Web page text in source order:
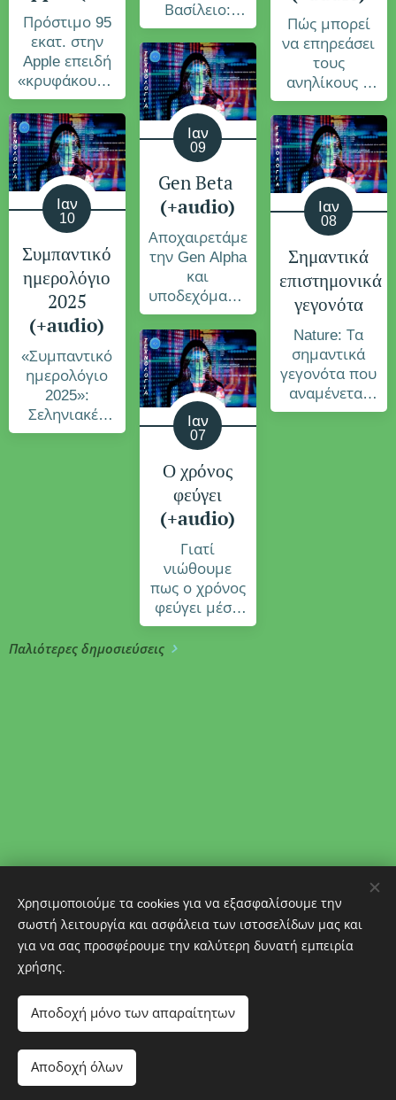
Πρόστιμο 95
εκατ. στην
Apple επειδή
«κρυφάκουγε»
η Siri
Βασίλειο:
Βρέθηκε η
μεγαλύτερη
διαδρομή με
πατημασιές
δεινοσαύρων
Πώς μπορεί
να επηρεάσει
τους
ανηλίκους η
υπερβολική
χρήση της
τεχνολογίας;
Ιαν
10
Συμπαντικό
ημερολόγιο
2025
(+audio)
«Συμπαντικό
ημερολόγιο
2025»:
Σεληνιακές
εκλείψεις και
Ιαν
09
Gen Beta
(+audio)
Αποχαιρετάμε
την Gen Alpha
και
υποδεχόμαστε
τη Gen Beta
Ιαν
08
Σημαντικά
επιστημονικά
γεγονότα
Nature: Τα
σημαντικά
γεγονότα που
αναμένεται
να
Ιαν
07
Ο χρόνος
φεύγει
(+audio)
Γιατί
νιώθουμε
πως ο χρόνος
φεύγει μέσα
από τα χέρια
Παλιότερες δημοσιεύσεις
Δημήτρης Πελέκης
dpelekisphoto@gmail.com
Cookies
Χρησιμοποιούμε τα cookies για να εξασφαλίσουμε την
σωστή λειτουργία και ασφάλεια των ιστοσελίδων μας και
για να σας προσφέρουμε την καλύτερη δυνατή εμπειρία
χρήσης.
Αποδοχή μόνο των απαραίτητων
Αποδοχή όλων